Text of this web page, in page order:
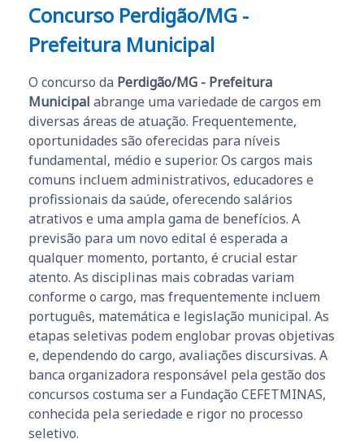
Concurso Perdigão/MG -
Prefeitura Municipal
O concurso da Perdigão/MG - Prefeitura
Municipal abrange uma variedade de cargos em
diversas áreas de atuação. Frequentemente,
oportunidades são oferecidas para níveis
fundamental, médio e superior. Os cargos mais
comuns incluem administrativos, educadores e
profissionais da saúde, oferecendo salários
atrativos e uma ampla gama de benefícios. A
previsão para um novo edital é esperada a
qualquer momento, portanto, é crucial estar
atento. As disciplinas mais cobradas variam
conforme o cargo, mas frequentemente incluem
português, matemática e legislação municipal. As
etapas seletivas podem englobar provas objetivas
e, dependendo do cargo, avaliações discursivas. A
banca organizadora responsável pela gestão dos
concursos costuma ser a Fundação CEFETMINAS,
conhecida pela seriedade e rigor no processo
seletivo.